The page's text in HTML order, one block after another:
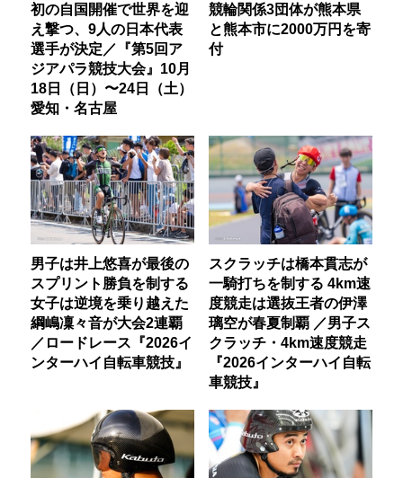
初の自国開催で世界を迎
え撃つ、9人の日本代表
選手が決定／『第5回ア
ジアパラ競技大会』10月
18日（日）〜24日（土）
愛知・名古屋
競輪関係3団体が熊本県
と熊本市に2000万円を寄
付
男子は井上悠喜が最後の
スプリント勝負を制する
女子は逆境を乗り越えた
綱嶋凜々音が大会2連覇
／ロードレース『2026イ
ンターハイ自転車競技』
スクラッチは橋本貫志が
一騎打ちを制する 4km速
度競走は選抜王者の伊澤
璃空が春夏制覇 ／男子ス
クラッチ・4km速度競走
『2026インターハイ自転
車競技』